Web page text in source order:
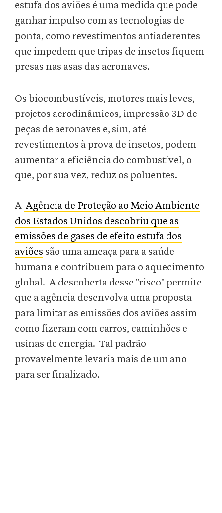
estufa dos aviões é uma medida que pode
ganhar impulso com as tecnologias de
ponta, como revestimentos antiaderentes
que impedem que tripas de insetos fiquem
presas nas asas das aeronaves.
Os biocombustíveis, motores mais leves,
projetos aerodinâmicos, impressão 3D de
peças de aeronaves e, sim, até
revestimentos à prova de insetos, podem
aumentar a eficiência do combustível, o
que, por sua vez, reduz os poluentes.
A Agência de Proteção ao Meio Ambiente
dos Estados Unidos descobriu que as
emissões de gases de efeito estufa dos
aviões são uma ameaça para a saúde
humana e contribuem para o aquecimento
global. A descoberta desse "risco" permite
que a agência desenvolva uma proposta
para limitar as emissões dos aviões assim
como fizeram com carros, caminhões e
usinas de energia. Tal padrão
provavelmente levaria mais de um ano
para ser finalizado.